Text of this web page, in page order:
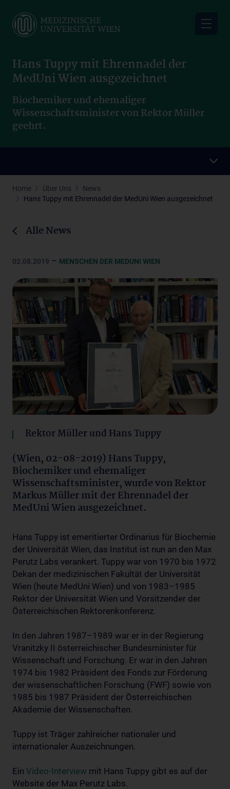
main
Hans Tuppy mit Ehrennadel der
MedUni Wien ausgezeichnet
Biochemiker und ehemaliger
Wissenschaftsminister von Rektor Müller
geehrt.
Home Über Uns
News
Hans Tuppy mit Ehrennadel der MedUni Wien ausgezeichnet
Alle News
02.08.2019 – MENSCHEN DER MEDUNI WIEN
Rektor Müller und Hans Tuppy
(Wien, 02-08-2019) Hans Tuppy,
Biochemiker und ehemaliger
Wissenschaftsminister, wurde von Rektor
Markus Müller mit der Ehrennadel der
MedUni Wien ausgezeichnet.
Hans Tuppy ist emeritierter Ordinarius für Biochemie
der Universität Wien, das Institut ist nun an den Max
Perutz Labs verankert. Tuppy war von 1970 bis 1972
Dekan der medizinischen Fakultät der Universität
Wien (heute MedUni Wien) und von 1983–1985
Rektor der Universität Wien und Vorsitzender der
Österreichischen Rektorenkonferenz.
In den Jahren 1987–1989 war er in der Regierung
Vranitzky II österreichischer Bundesminister für
Wissenschaft und Forschung. Er war in den Jahren
1974 bis 1982 Präsident des Fonds zur Förderung
der wissenschaftlichen Forschung (FWF) sowie von
1985 bis 1987 Präsident der Österreichischen
Akademie der Wissenschaften.
Tuppy ist Träger zahlreicher nationaler und
internationaler Auszeichnungen.
Ein Video-Interview mit Hans Tuppy gibt es auf der
Website der Max Perutz Labs.